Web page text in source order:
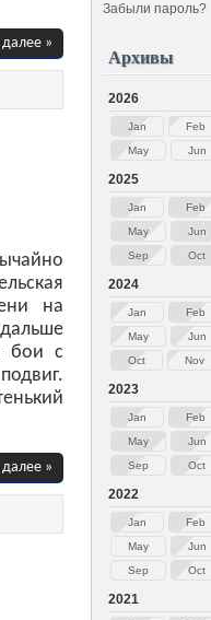
»
на
бои с
»
Забыли пароль?
Архивы
2026
Jan Feb
May
Jun
2025
Jan Feb
May
Jun
Sep
Oct
2024
Jan Feb
May
Jun
Oct
Nov
2023
Jan Feb
May
Jun
Sep
Oct
2022
Jan Feb
May
Jun
Sep
Oct
2021